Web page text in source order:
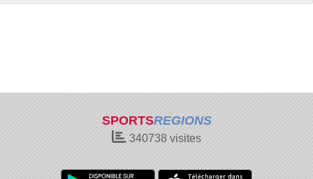
SPORTSREGIONS
340738 visites